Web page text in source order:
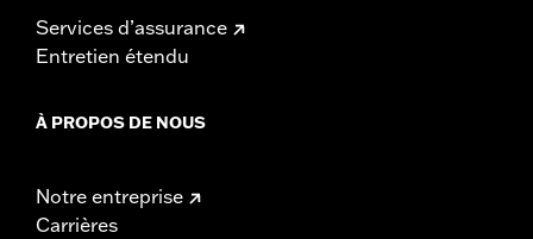
Services d’assurance
Entretien étendu
À PROPOS DE NOUS
Notre entreprise
Carrières